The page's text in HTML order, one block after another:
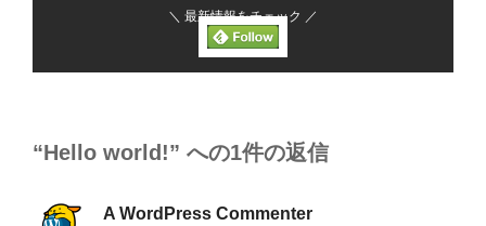
＼ 最新情報をチェック ／
“Hello world!” への1件の返信
A WordPress Commenter